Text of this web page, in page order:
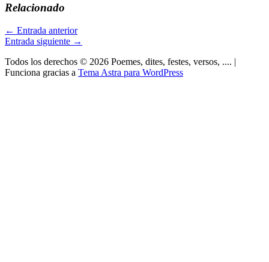
Relacionado
← Entrada anterior
Entrada siguiente →
Todos los derechos © 2026 Poemes, dites, festes, versos, .... |
Funciona gracias a Tema Astra para WordPress